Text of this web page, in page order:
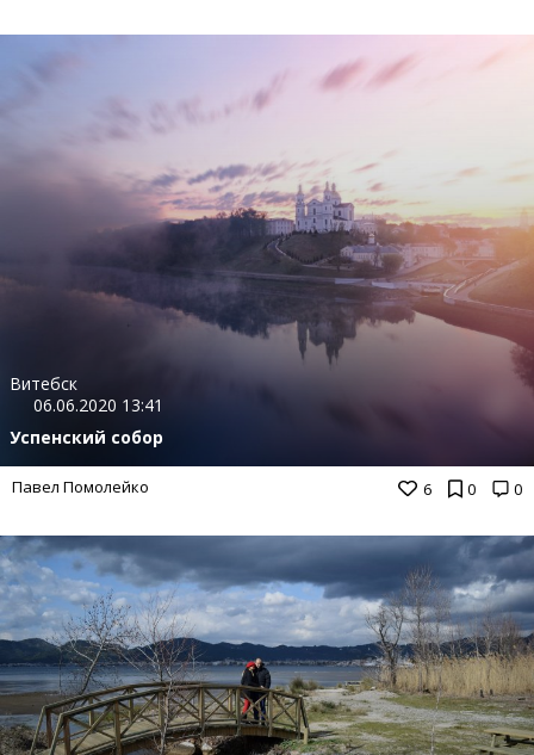
6 0 0
Витебск
06.06.2020 13:41
Успенский собор
Павел Помолейко